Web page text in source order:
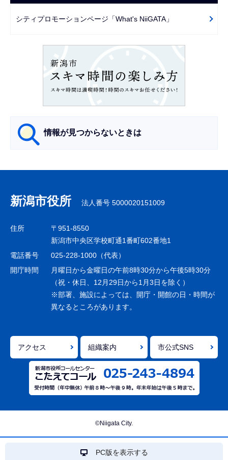
で
ーシティプロモーションページ「What's NiiGATA」
情報が見つからないときは
ナ
ビ
ゲ
シ
ョ
で
新潟市役所 法人番号 5000020151009
住所
〒951-8550
新潟市中央区学校町通1番町602番地1
電話番号
025-228-1000（代表）
開庁時間
月曜日から金曜日の午前8時30分から午後5時30分
（祝・休日、12月29日から1月3日を除く）
※部署、施設によっては、開庁・開館の日・時間が
異なるところがあります。
アクセス 組織案内 市公式SNS
©Niigata City.
PC版を表示する